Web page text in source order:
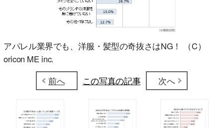
アパレル業界でも、洋服・髪型の奇抜さはNG！ （C）
oricon ME inc.
前へ
この写真の記事 次へ